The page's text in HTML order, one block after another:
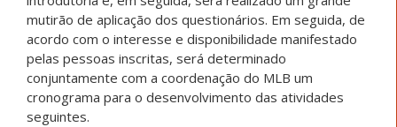
mutirão de aplicação dos questionários. Em seguida, de
acordo com o interesse e disponibilidade manifestado
pelas pessoas inscritas, será determinado
conjuntamente com a coordenação do MLB um
cronograma para o desenvolvimento das atividades
seguintes.